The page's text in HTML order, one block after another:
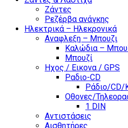
Ζάντες
Ρεζέρβα ανάγκης
Ηλεκτρικά – Ηλεκρονικά
Αναφλεξη – Μπουζι
Καλώδια –
Μπουζί
Ηχος / Εικονα / GPS
Ραδιο-CD
Ράδιο/
Οθονες/
1 DIN
Αντιστάσεις
Αισθητήρες